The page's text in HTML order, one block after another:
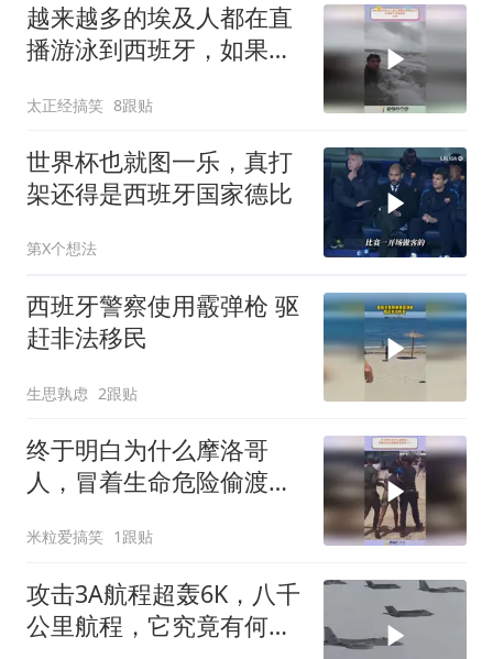
越来越多的埃及人都在直
播游泳到西班牙，如果再
太正经搞笑 8跟贴
世界杯也就图一乐，真打
架还得是西班牙国家德比
第X个想法
西班牙警察使用霰弹枪 驱
赶非法移民
生思孰虑 2跟贴
终于明白为什么摩洛哥
人，冒着生命危险偷渡西
米粒爱搞笑 1跟贴
攻击3A航程超轰6K，八千
公里航程，它究竟有何底